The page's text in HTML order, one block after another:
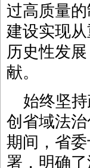
过高质量
建设实现从
历史性发
献。
始终坚
创省域法
期间，省
署，明确